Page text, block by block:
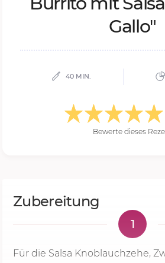
Gal­lo"
40 MIN.
Bewerte dieses
Zubereitung
1
Für die Salsa Knoblauchzehe,